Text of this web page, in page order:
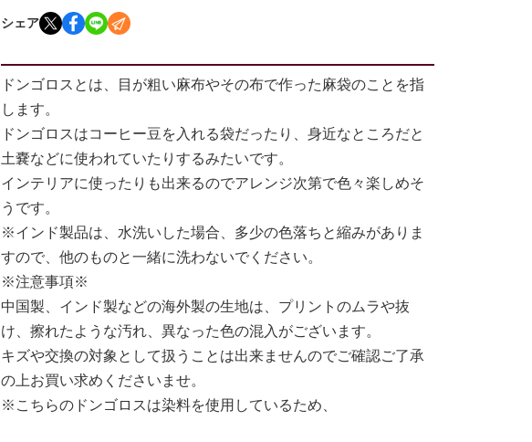
シェア
ドンゴロスとは、目が粗い麻布やその布で作った麻袋のことを指
します。
ドンゴロスはコーヒー豆を入れる袋だったり、身近なところだと
土嚢などに使われていたりするみたいです。
インテリアに使ったりも出来るのでアレンジ次第で色々楽しめそ
うです。
※インド製品は、水洗いした場合、多少の色落ちと縮みがありま
すので、他のものと一緒に洗わないでください。
※注意事項※
中国製、インド製などの海外製の生地は、プリントのムラや抜
け、擦れたような汚れ、異なった色の混入がございます。
キズや交換の対象として扱うことは出来ませんのでご確認ご了承
の上お買い求めくださいませ。
※こちらのドンゴロスは染料を使用しているため、